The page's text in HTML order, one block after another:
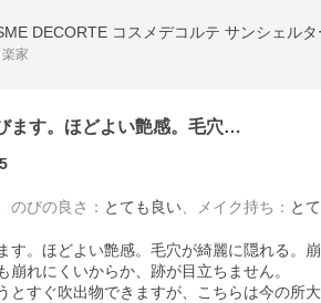
DECORTE コスメデコルテ サンシェル
楽家
ます。ほどよい艶感。毛穴…
5
のびの良さ ： とても良い メイク持ち ： と
す。ほどよい艶感。毛穴が綺麗に隠れる。崩
崩れにくいからか、跡が目立ちません。
とすぐ吹出物できますが、こちらは今の所大